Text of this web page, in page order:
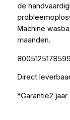
de
Machine
maanden.
8005125178599
Direct
*Garantie2 jaar